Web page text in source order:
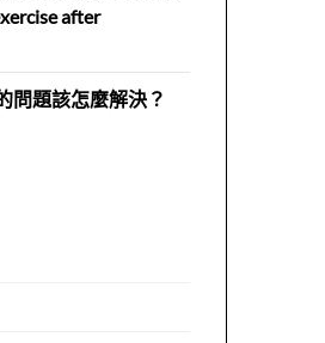
after
問題該怎麼解決？